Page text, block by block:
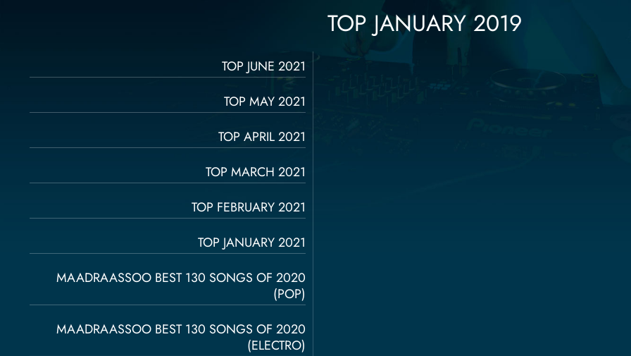
TOP JUNE 2021
TOP MAY 2021
TOP APRIL 2021
TOP MARCH 2021
TOP FEBRUARY 2021
TOP JANUARY 2021
MAADRAASSOO BEST 130 SONGS OF 2020
(POP)
MAADRAASSOO BEST 130 SONGS OF 2020
(ELECTRO)
TOP JANUARY 2019